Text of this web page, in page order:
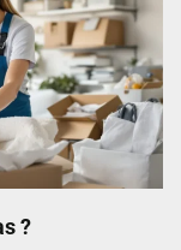
?